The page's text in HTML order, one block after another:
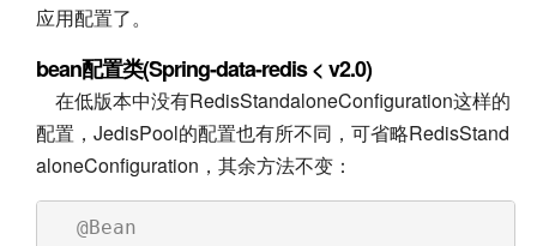
应用配置了。
bean配置类(Spring-data-redis < v2.0)
在低版本中没有RedisStandaloneConfiguration这样的
配置，JedisPool的配置也有所不同，可省略RedisStand
aloneConfiguration，其余方法不变：
@Bean